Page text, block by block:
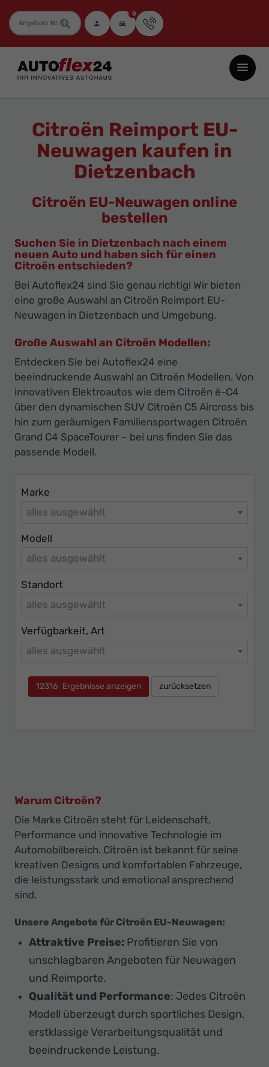
Fahrzeugnummer 0
Autoflex24
GmbH
Neuwagen
Jahreswagen
Preisen
-
Ihr
Innovatives
Autohaus
Citroën Reimport EU-
Neuwagen kaufen in
Dietzenbach
Citroën EU-Neuwagen online
bestellen
Suchen Sie in Dietzenbach nach einem
neuen Auto und haben sich für einen
Citroën entschieden?
Bei Autoflex24 sind Sie genau richtig! Wir bieten
eine große Auswahl an Citroën Reimport EU-
Neuwagen in Dietzenbach und Umgebung.
Große Auswahl an Citroën Modellen:
Entdecken Sie bei Autoflex24 eine
beeindruckende Auswahl an Citroën Modellen. Von
innovativen Elektroautos wie dem Citroën ë-C4
über den dynamischen SUV Citroën C5 Aircross bis
hin zum geräumigen Familiensportwagen Citroën
Grand C4 SpaceTourer – bei uns finden Sie das
passende Modell.
Marke
alles ausgewählt
Modell
alles ausgewählt
Standort
alles ausgewählt
Verfügbarkeit, Art
alles ausgewählt
12316 Ergebnisse anzeigen zurücksetzen
Warum Citroën?
Die Marke Citroën steht für Leidenschaft,
Performance und innovative Technologie im
Automobilbereich. Citroën ist bekannt für seine
kreativen Designs und komfortablen Fahrzeuge,
die leistungsstark und emotional ansprechend
sind.
Unsere Angebote für Citroën EU-Neuwagen:
Attraktive Preise: Profitieren Sie von
unschlagbaren Angeboten für Neuwagen
und Reimporte.
Qualität und Performance: Jedes Citroën
Modell überzeugt durch sportliches Design,
erstklassige Verarbeitungsqualität und
beeindruckende Leistung.